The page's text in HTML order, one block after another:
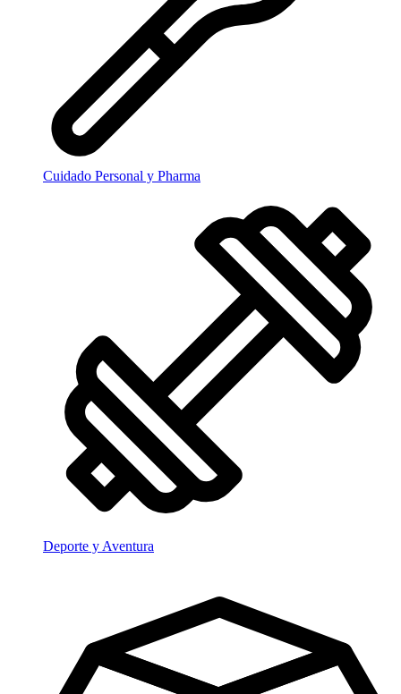
Cuidado Personal y Pharma
Deporte y Aventura